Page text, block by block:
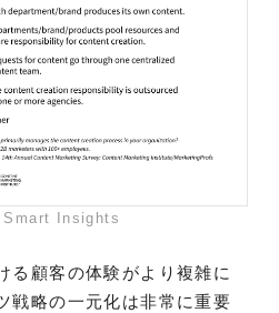
Smart Insights
る顧客の体験がより複雑に
戦略の一元化は非常に重要